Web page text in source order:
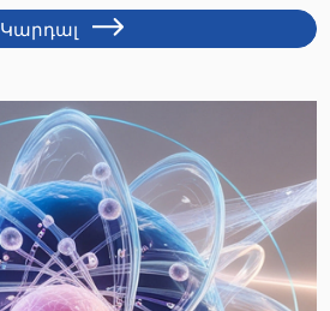
Կարդալ